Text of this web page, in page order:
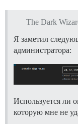
The Dark
Я заметил
администратора:
Используется ли
которую мне не